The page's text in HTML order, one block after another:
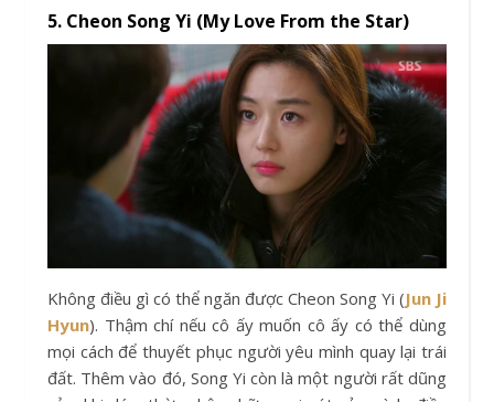
5. Cheon Song Yi (My Love From the Star)
Không điều gì có thể ngăn được Cheon Song Yi (Jun Ji
Hyun). Thậm chí nếu cô ấy muốn cô ấy có thể dùng
mọi cách để thuyết phục người yêu mình quay lại trái
đất. Thêm vào đó, Song Yi còn là một người rất dũng